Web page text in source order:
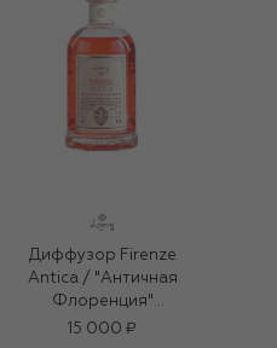
Диффузор Firenze
Antica / "Античная
Флоренция"
(500ml)
15 000 ₽